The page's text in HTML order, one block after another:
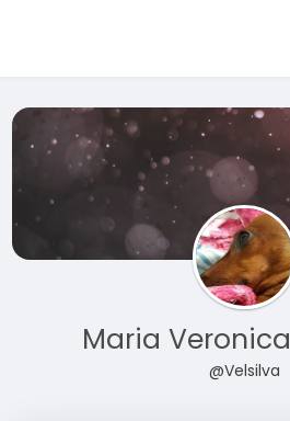
Maria
@Velsilva